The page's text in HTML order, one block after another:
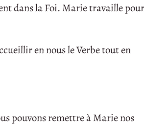
dans la Foi. Marie travaille
en nous le Verbe tout en
pouvons remettre à Marie nos